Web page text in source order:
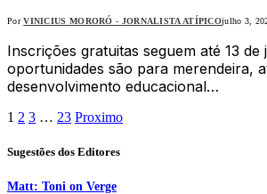
Por VINICIUS MORORÓ - JORNALISTA ATÍPICOjulho 3,
Inscrições gratuitas seguem até 13 de
oportunidades são para merendeira,
desenvolvimento educacional…
1 2 3 … 23 Proximo
Sugestões dos Editores
Matt: Toni on Verge